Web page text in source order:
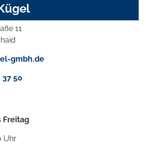
11
gmbh.de
50
Freitag
Uhr